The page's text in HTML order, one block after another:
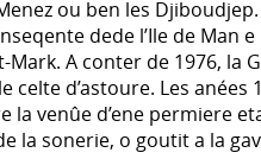
ou ben les
dede l’Ile de Man
Mark. A conter de 1976, la
celte d’astoure. Les
la venûe d’ene permiere
la sonerie, o goutit a la